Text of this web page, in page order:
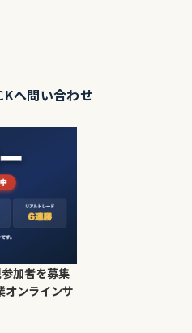
へ問い合わせ
加者を募集
オンラインサ